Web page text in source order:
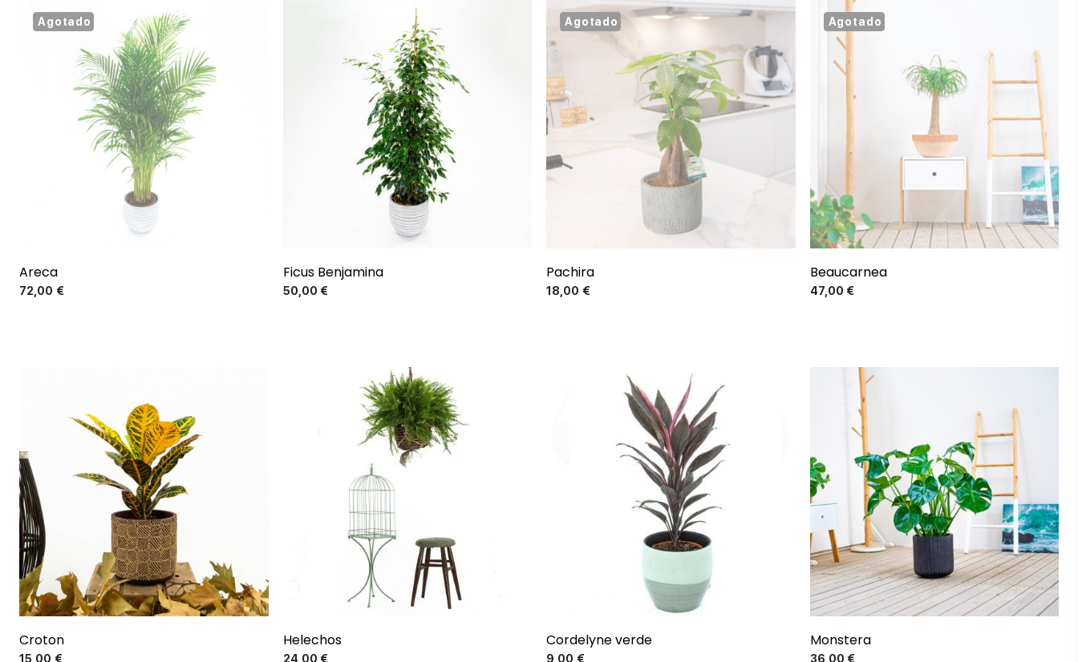
Agotado
Areca
72,00 €
Ficus Benjamina
50,00 €
Agotado
Pachira
18,00 €
Agotado
Beaucarnea
47,00 €
Croton
15,00 €
Helechos
24,00 €
Cordelyne verde
9,00 €
Monstera
36,00 €